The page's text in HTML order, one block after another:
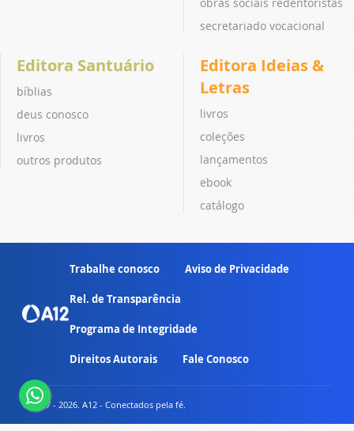
secretariado vocacional
Editora Santuário
bíblias
deus conosco
livros
outros produtos
Editora Ideias &
Letras
livros
coleções
lançamentos
ebook
catálogo
Trabalhe conosco Aviso de Privacidade
Rel. de Transparência
Programa de Integridade
Direitos Autorais Fale Conosco
© 2007 - 2026. A12 - Conectados pela fé.